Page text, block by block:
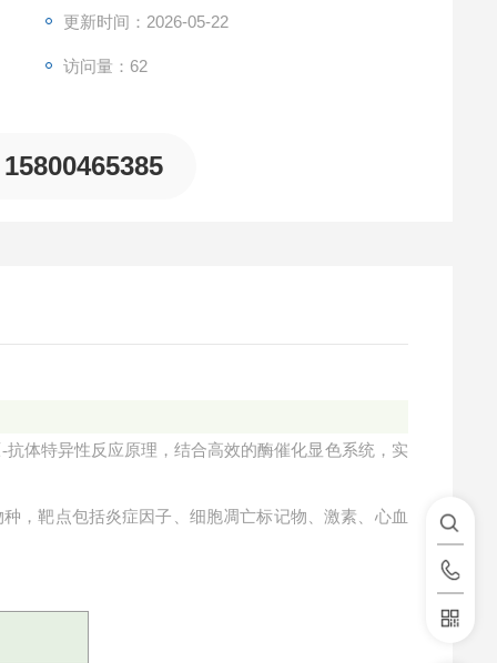
更新时间：2026-05-22
访问量：62
15800465385
抗体特异性反应原理，结合高效的酶催化显色系统，实
，靶点包括炎症因子、细胞凋亡标记物、激素、心血